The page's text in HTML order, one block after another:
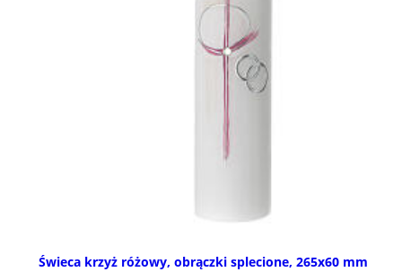
Świeca krzyż różowy, obrączki splecione, 265x60 mm